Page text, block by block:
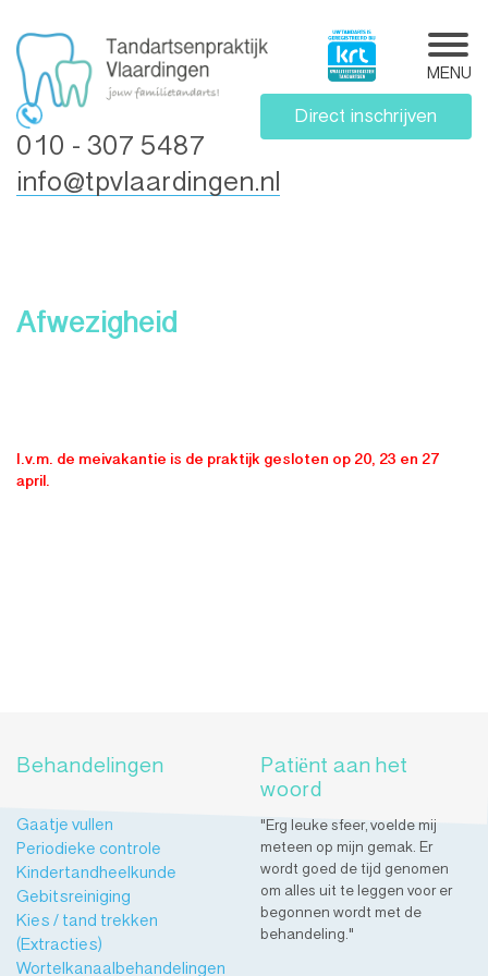
MENU
010 - 307 5487
info@tpvlaardingen.nl
Direct inschrijven
Afwezigheid
I.v.m. de meivakantie is de praktijk gesloten op 20, 23 en 27
april.
Behandelingen
Patiënt aan het
woord
Gaatje vullen
Periodieke controle
Kindertandheelkunde
Gebitsreiniging
Kies / tand trekken
(Extracties)
Wortelkanaalbehandelingen
"Erg leuke sfeer, voelde mij
meteen op mijn gemak. Er
wordt goed de tijd genomen
om alles uit te leggen voor er
begonnen wordt met de
behandeling."